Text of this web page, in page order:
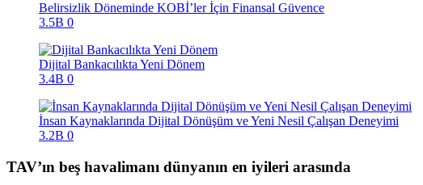
Belirsizlik Döneminde KOBİ’ler İçin Finansal Güvence
3.5B 0
Dijital Bankacılıkta Yeni Dönem
3.4B 0
İnsan Kaynaklarında Dijital Dönüşüm ve Yeni Nesil Çalışan Deneyimi
3.2B 0
TAV’ın beş havalimanı dünyanın en iyileri arasında